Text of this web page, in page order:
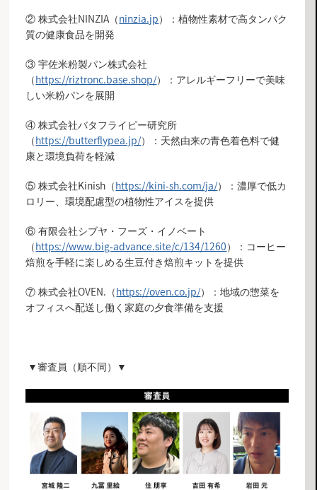
② 株式会社NINZIA（ninzia.jp）：植物性素材で高タンパク
質の健康食品を開発
③ 宇佐米粉製パン株式会社
（https://riztronc.base.shop/）：アレルギーフリーで美味
しい米粉パンを展開
④ 株式会社バタフライピー研究所
（https://butterflypea.jp/）：天然由来の青色着色料で健
康と環境負荷を軽減
⑤ 株式会社Kinish（https://kini-sh.com/ja/）：濃厚で低カ
ロリー、環境配慮型の植物性アイスを提供
⑥ 有限会社シブヤ・フーズ・イノベート
（https://www.big-advance.site/c/134/1260）：コーヒー
焙煎を手軽に楽しめる生豆付き焙煎キットを提供
⑦ 株式会社OVEN.（https://oven.co.jp/）：地域の惣菜を
オフィスへ配送し働く家庭の夕食準備を支援
▼審査員（順不同）▼